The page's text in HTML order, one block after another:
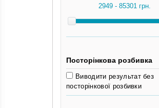
78см(1)
Посторінкова розбивка
Виводити результат без
посторінкової розбивки